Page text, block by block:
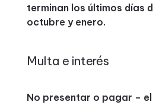
terminan los últimos días
octubre y enero.
Multa e interés
No presentar o pagar – el